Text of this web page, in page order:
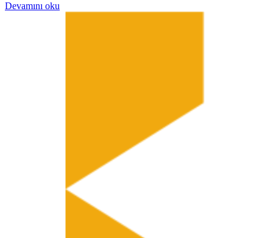
Devamını oku